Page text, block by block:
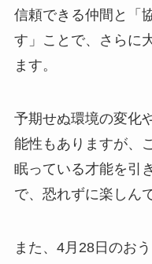
信頼できる仲間と「
す」ことで、さらに
ます。
予期せぬ環境の変化
能性もありますが、
眠っている才能を引
で、恐れずに楽しん
また、4月28日のお